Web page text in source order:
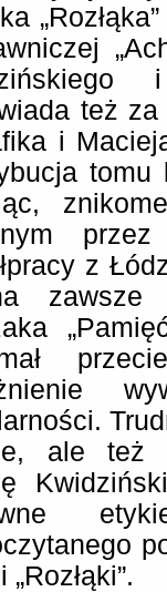
też za
i
tomu
z
zawsze
ale też
„Rozłąki”.